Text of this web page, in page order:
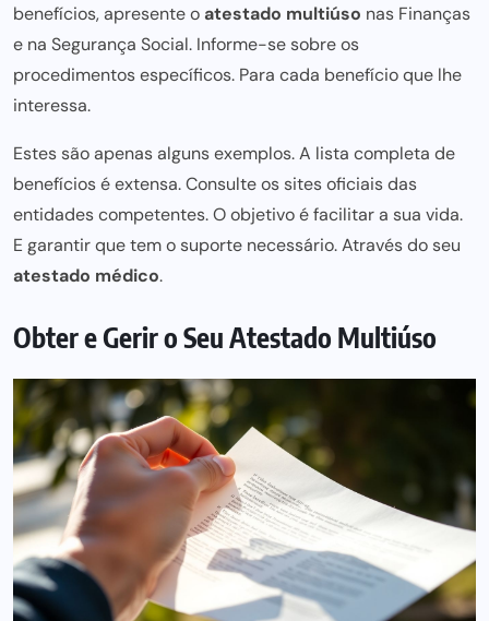
benefícios, apresente oatestado multiúso nas Finanças
e na Segurança Social. Informe-se sobre os
procedimentos específicos. Para cada benefício que lhe
interessa.
Estes são apenas alguns exemplos. A lista completa de
benefícios é extensa. Consulte os sites oficiais das
entidades competentes. O objetivo é facilitar a sua vida.
E garantir que tem o suporte necessário. Através do seu
atestado médico.
Obter e Gerir o Seu Atestado Multiúso